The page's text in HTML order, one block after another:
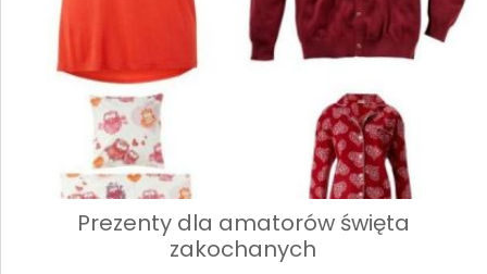
Prezenty dla amatorów święta
zakochanych